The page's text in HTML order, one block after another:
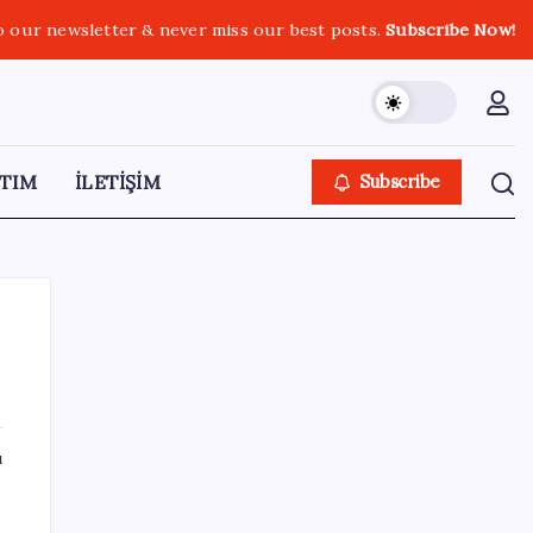
our newsletter & never miss our best posts.Subscribe Now!
İLETİŞİM Subscribe